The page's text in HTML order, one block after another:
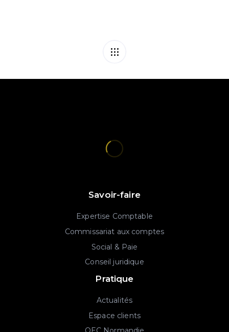
Savoir-faire
Expertise Comptable
Commissariat aux comptes
Social & Paie
Conseil juridique
Pratique
Actualités
Espace clients